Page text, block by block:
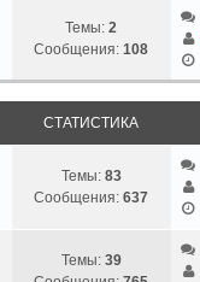
Темы:2
Сообщения:108
СТАТИСТИКА
Темы: 83
Сообщения:637
Темы: 39